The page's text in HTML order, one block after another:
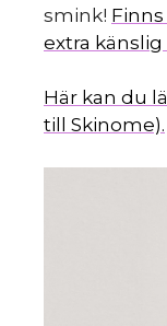
smink! Finns
extra
Här kan du
till Skinome).